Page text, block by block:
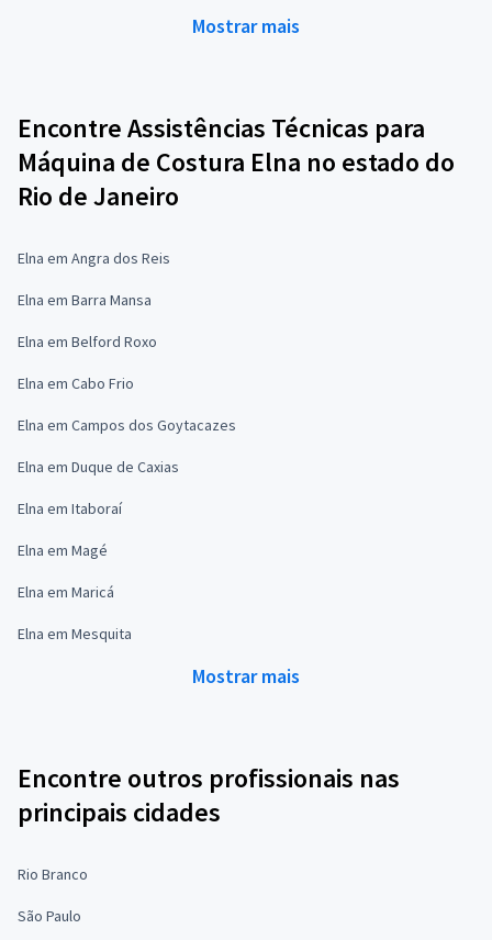
Mostrar mais
Encontre Assistências Técnicas para
Máquina de Costura Elna no estado do
Rio de Janeiro
Elna em Angra dos Reis
Elna em Barra Mansa
Elna em Belford Roxo
Elna em Cabo Frio
Elna em Campos dos Goytacazes
Elna em Duque de Caxias
Elna em Itaboraí
Elna em Magé
Elna em Maricá
Elna em Mesquita
Mostrar mais
Encontre outros profissionais nas
principais cidades
Rio Branco
São Paulo